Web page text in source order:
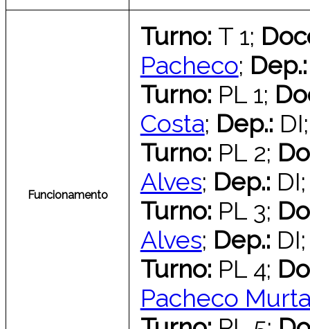
Funcionamento
Turno: T 1;
Pacheco;
Turno: PL 1;
Costa; Dep.:
Turno: PL 2;
Alves; Dep.:
Turno: PL 3;
Alves; Dep.:
Turno: PL 4;
Pacheco